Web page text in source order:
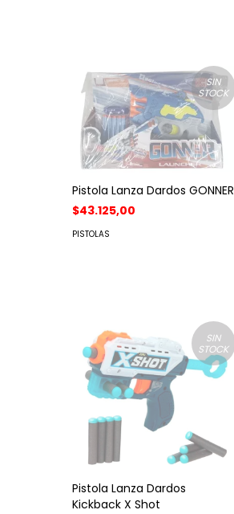
SIN
STOCK
Pistola Lanza Dardos GONNER
$43.125,00
PISTOLAS
SIN
STOCK
Pistola Lanza Dardos
Kickback X Shot